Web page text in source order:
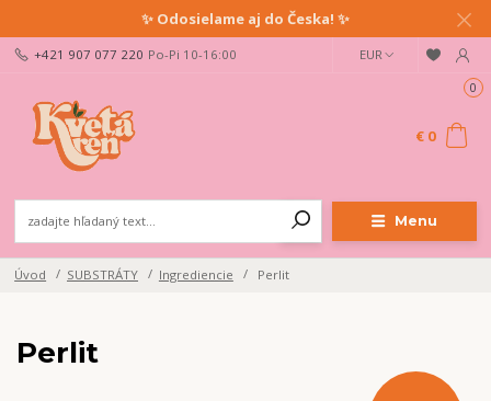
✨ Odosielame aj do Česka! ✨
Menu
EUR
+421 907 077 220 Po-Pi 10-16:00
0
€ 0
Úvod SUBSTRÁTY Ingrediencie Perlit
Perlit
Ahoj milovník rastlín!
Prihlás sa na newsletter a získaj zľavu na nákup!
Prajem si odoberať novinky e-mailom podľa podmienok spracovania